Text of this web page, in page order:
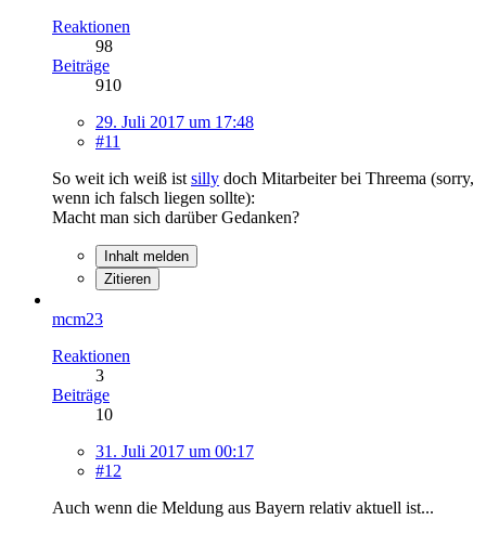
Reaktionen
98
Beiträge
910
29. Juli 2017 um 17:48
#11
So weit ich weiß ist silly doch Mitarbeiter bei Threema (sorry,
wenn ich falsch liegen sollte):
Macht man sich darüber Gedanken?
Inhalt melden
Zitieren
mcm23
Reaktionen
3
Beiträge
10
31. Juli 2017 um 00:17
#12
Auch wenn die Meldung aus Bayern relativ aktuell ist...